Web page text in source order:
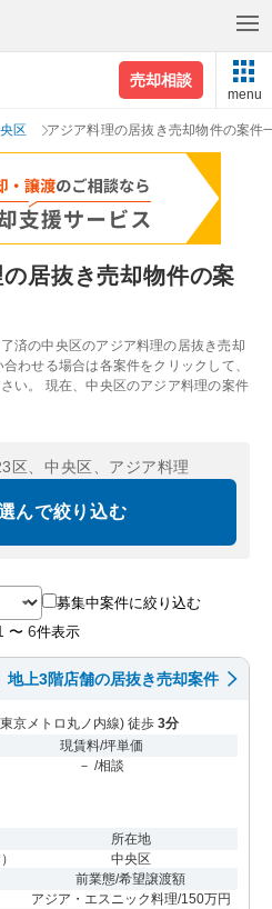
売却相談
menu
区 アジア料理の居抜き売却物件の案件
居抜き売却物件の案
済の中央区のアジア料理の居抜き売却
わせる場合は各案件をクリックして、
い。 現在、中央区のアジア料理の案件
区、中央区、アジア料理
んで絞り込む
募集中案件に絞り込む
〜 6件表示
地上3階店舗の居抜き売却案件
京メトロ丸ノ内線) 徒歩 3分
現賃料/坪単価
－ /相談
）
所在地
中央区
前業態/希望譲渡額
アジア・エスニック料理/150万円